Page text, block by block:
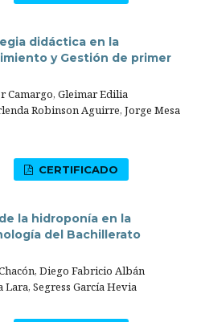
didáctica en la
y Gestión de primer
Camargo, Gleimar Edilia
Robinson Aguirre, Jorge Mesa
CERTIFICADO
la hidroponía en la
del Bachillerato
Diego Fabricio Albán
Segress García Hevia